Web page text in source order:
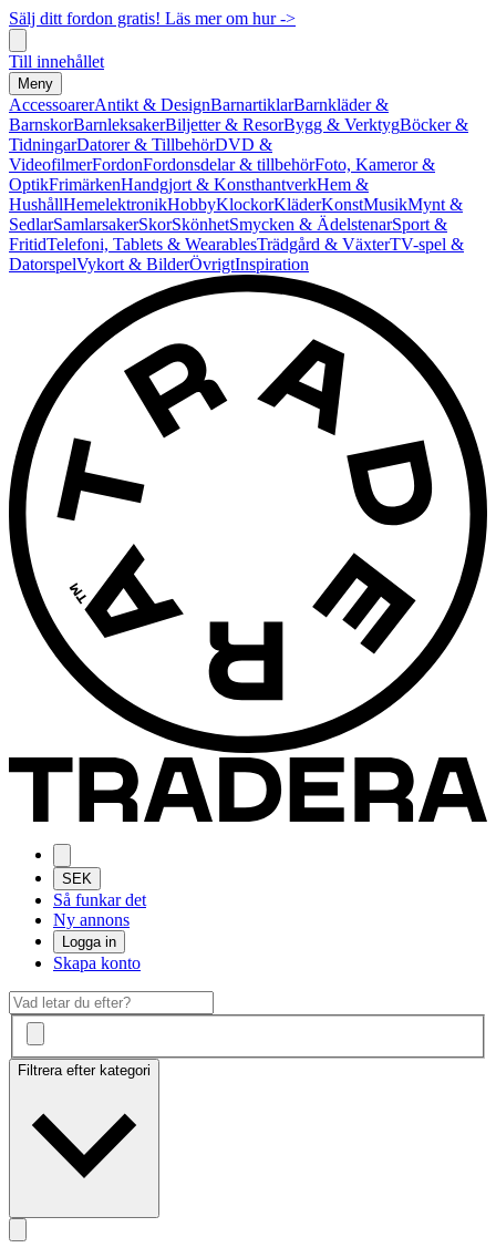
Sälj ditt fordon gratis! Läs mer om hur ->
Till innehållet
Meny
AccessoarerAntikt & DesignBarnartiklarBarnkläder &
BarnskorBarnleksakerBiljetter & ResorBygg & VerktygBöcker &
TidningarDatorer & TillbehörDVD &
VideofilmerFordonFordonsdelar & tillbehörFoto, Kameror &
OptikFrimärkenHandgjort & KonsthantverkHem &
HushållHemelektronikHobbyKlockorKläderKonstMusikMynt &
SedlarSamlarsakerSkorSkönhetSmycken & ÄdelstenarSport &
FritidTelefoni, Tablets & WearablesTrädgård & VäxterTV-spel &
DatorspelVykort & BilderÖvrigtInspiration
SEK
Så funkar det
Ny annons
Logga in
Skapa konto
Filtrera efter kategori